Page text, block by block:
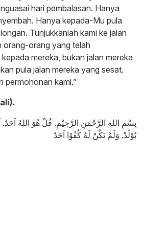
hari pembalasan. Hanya
Hanya kepada-Mu pula
Tunjukkanlah kami ke jalan
orang-orang yang telah
mereka, bukan jalan mereka
pula jalan mereka yang sesat.
permohonan kami.”
بِسْمِ اللهِ الرَّحْمَنِ الرَّحِيْمِ. قُلْ هُوَ اللهُ اَحَدٌ.
يُوْلَدْ. وَلَمْ يَكٌنْ لَهُ كُفُوًا اَحَدٌ